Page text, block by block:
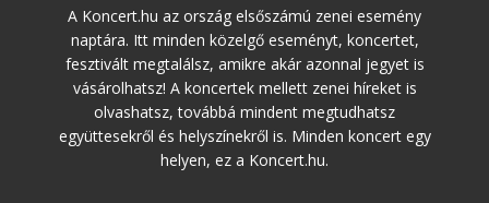
A Koncert.hu az ország elsőszámú zenei esemény
naptára. Itt minden közelgő eseményt, koncertet,
fesztivált megtalálsz, amikre akár azonnal jegyet is
vásárolhatsz! A koncertek mellett zenei híreket is
olvashatsz, továbbá mindent megtudhatsz
együttesekről és helyszínekről is. Minden koncert egy
helyen, ez a Koncert.hu.